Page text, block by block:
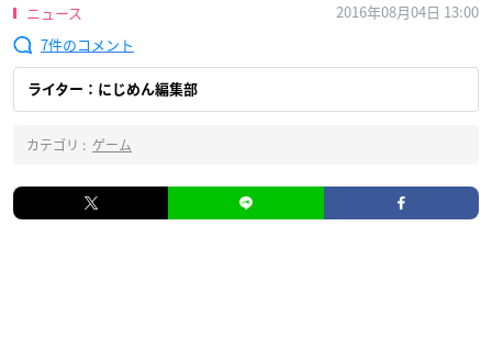
ニュース
2016年08月04日 13:00
7
ライター：にじめん編集部
カテゴリ : ゲーム